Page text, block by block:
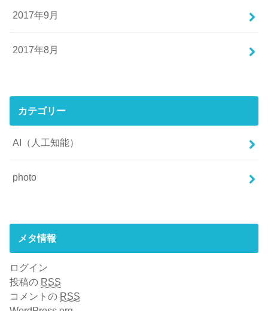
2017年9月
2017年8月
カテゴリー
AI（人工知能）
photo
メタ情報
ログイン
投稿の RSS
コメントの RSS